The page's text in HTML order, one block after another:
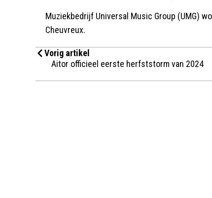
Muziekbedrijf Universal Music Group (UMG)
Cheuvreux.
Vorig artikel
Aitor officieel eerste herfststorm van 2024